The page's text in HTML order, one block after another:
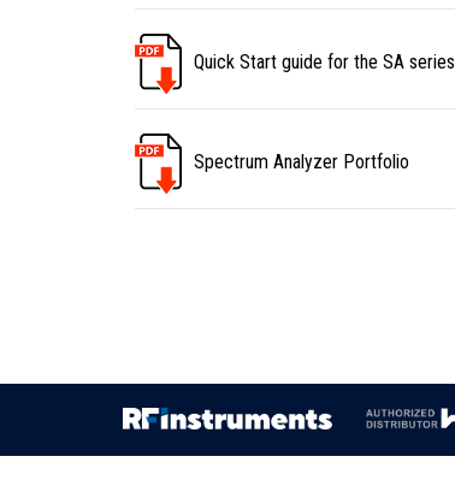
Quick Start guide for the SA series
Spectrum Analyzer Portfolio